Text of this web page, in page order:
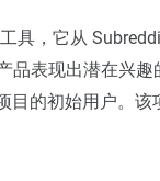
工具，它从
品表现出潜在兴
目的初始用户。该